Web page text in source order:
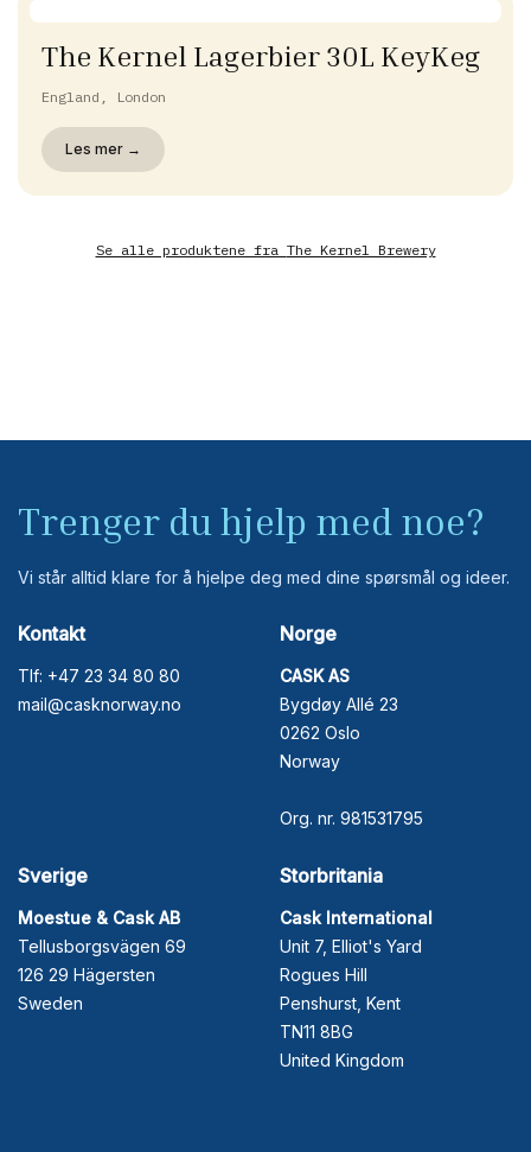
The Kernel Lagerbier 30L KeyKeg
England, London
Les mer →
Se alle produktene fra The Kernel Brewery
Trenger du hjelp med noe?
Vi står alltid klare for å hjelpe deg med dine spørsmål og ideer.
Kontakt
Tlf: +47 23 34 80 80
mail@casknorway.no
Norge
CASK AS
Bygdøy Allé 23
0262 Oslo
Norway
Org. nr. 981531795
Sverige
Moestue & Cask AB
Tellusborgsvägen 69
126 29 Hägersten
Sweden
Storbritania
Cask International
Unit 7, Elliot's Yard
Rogues Hill
Penshurst, Kent
TN11 8BG
United Kingdom